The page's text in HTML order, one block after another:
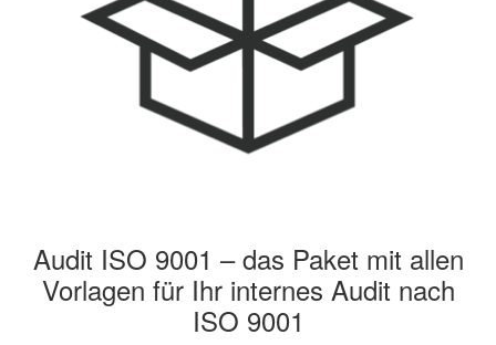
Audit ISO 9001 – das Paket mit allen
Vorlagen für Ihr internes Audit nach
ISO 9001